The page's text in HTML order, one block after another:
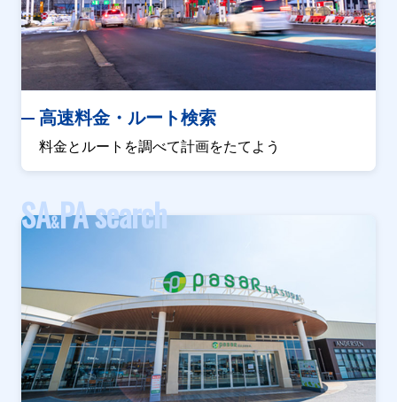
高速料金・ルート検索
料金とルートを調べて計画をたてよう
SA&PA search